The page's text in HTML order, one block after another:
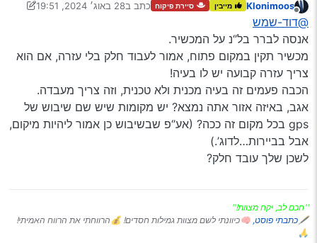
את האפליקציה הנ"ל יש לי כבר לא ממש ראיתי שעוזר
מנותק
Klonimoos מייבין סיירת פיקוח כתב ב28 באוג׳ 2024, 19:51
נערך לאחרונה על ידי Klonimoos
@דוד-שמש
אנסה לברר בל’‘נ על המכשיר.
מכשיר תקין במקום פתוח, אמור לעבוד חלק בלי עזרה, אם הוא
צריך עזרה קבועה יש לו בעיה!
הכבה פעמים זה בעיה מכנית ולא טכנית, וזה צריך מעבדה.
אגב, באיזה אזור אתה נמצא? יש מקומות שיש שם שיבוש של
gps בכל מקום זה ככה? (אע’‘פ שבשיבוש כן אמור ליהיות מיקום,
אבל בביירות…לדוג’.)
לשכן שלך עובד חלק?
''חכם לב, יקח מצוות!''
🖋 כתבתי פוסט, 🧠כיוונתי לשם מצוות גמילות חסדים! 💰הרווחתי את הרווח האמיתי!
🙏